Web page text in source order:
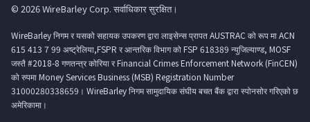
© 2026 WireBarley Corp. सर्वाधिकार सुरक्षित।
WireBarley निगम र यसको सहायक उपकरण द्वारा लाइसेन्स प्रापत AUSTRAC को रूप मा ACN
615 413 7 99 अष्ट्रेलिया,FSPR र आन्तरिक विभाग को FSP 618389 न्युजिल्याण्ड, MOSF
जस्तै #2018-8 गणतन्त्र कोरिया र Financial Crimes Enforcement Network (FinCEN)
को रुपमा Money Services Business (MSB) Registration Number
31000280338659। WireBarley निगम सामुदायिक संघीय बचत बैंक द्वारा स्पोनसोर गरिएको छ
अमेरिकामा।